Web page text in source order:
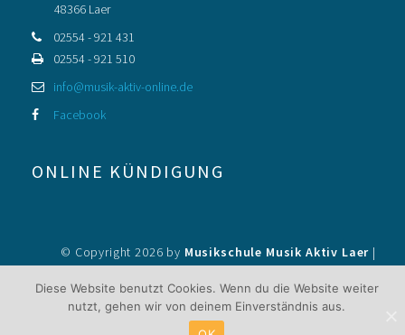
48366 Laer
02554 - 921 431
02554 - 921 510
info@musik-aktiv-online.de
Facebook
ONLINE KÜNDIGUNG
© Copyright 2026 by Musikschule Musik Aktiv Laer |
Diese Website benutzt Cookies. Wenn du die Website weiter
nutzt, gehen wir von deinem Einverständnis aus.